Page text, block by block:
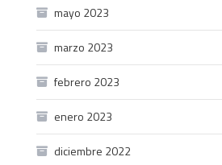
mayo 2023
marzo 2023
febrero 2023
enero 2023
diciembre 2022